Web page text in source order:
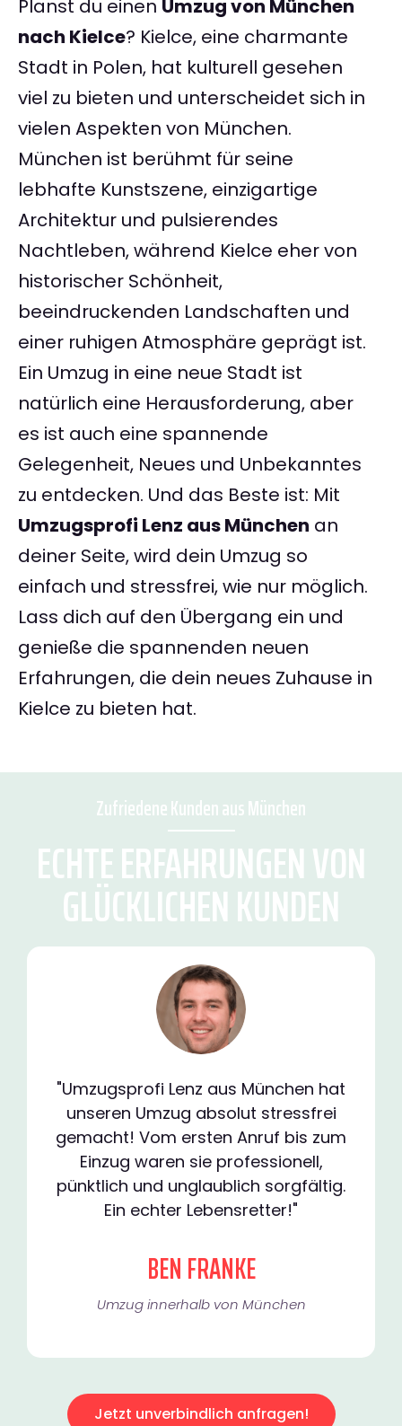
Planst du einen Umzug von München
nach Kielce? Kielce, eine charmante
Stadt in Polen, hat kulturell gesehen
viel zu bieten und unterscheidet sich in
vielen Aspekten von München.
München ist berühmt für seine
lebhafte Kunstszene, einzigartige
Architektur und pulsierendes
Nachtleben, während Kielce eher von
historischer Schönheit,
beeindruckenden Landschaften und
einer ruhigen Atmosphäre geprägt ist.
Ein Umzug in eine neue Stadt ist
natürlich eine Herausforderung, aber
es ist auch eine spannende
Gelegenheit, Neues und Unbekanntes
zu entdecken. Und das Beste ist: Mit
Umzugsprofi Lenz aus München an
deiner Seite, wird dein Umzug so
einfach und stressfrei, wie nur möglich.
Lass dich auf den Übergang ein und
genieße die spannenden neuen
Erfahrungen, die dein neues Zuhause in
Kielce zu bieten hat.
Zufriedene Kunden aus München
ECHTE ERFAHRUNGEN VON
GLÜCKLICHEN KUNDEN
"Umzugsprofi Lenz aus München hat
unseren Umzug absolut stressfrei
gemacht! Vom ersten Anruf bis zum
Einzug waren sie professionell,
pünktlich und unglaublich sorgfältig.
Ein echter Lebensretter!"
BEN FRANKE
Umzug innerhalb von München​
Jetzt unverbindlich anfragen!